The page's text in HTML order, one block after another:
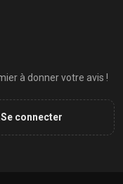
à donner votre avis !
Se connecter